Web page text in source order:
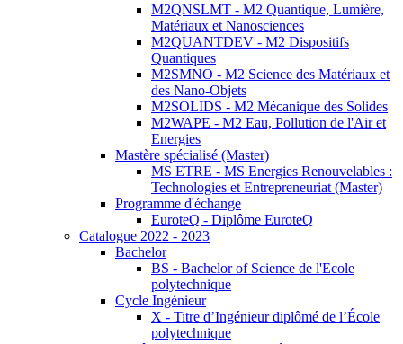
M2QNSLMT - M2 Quantique, Lumière,
Matériaux et Nanosciences
M2QUANTDEV - M2 Dispositifs
Quantiques
M2SMNO - M2 Science des Matériaux et
des Nano-Objets
M2SOLIDS - M2 Mécanique des Solides
M2WAPE - M2 Eau, Pollution de l'Air et
Energies
Mastère spécialisé (Master)
MS ETRE - MS Energies Renouvelables :
Technologies et Entrepreneuriat (Master)
Programme d'échange
EuroteQ - Diplôme EuroteQ
Catalogue 2022 - 2023
Bachelor
BS - Bachelor of Science de l'Ecole
polytechnique
Cycle Ingénieur
X - Titre d’Ingénieur diplômé de l’École
polytechnique